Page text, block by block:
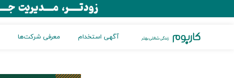
آگهی استخدام معرفی شرکت‌ها